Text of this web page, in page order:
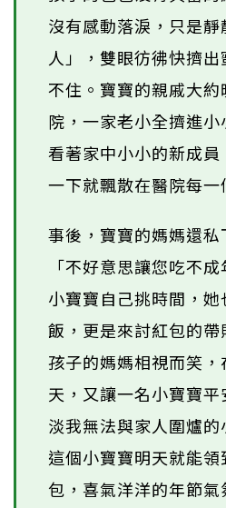
沒有感動落淚，只是
人」，雙眼彷彿快擠
不住。寶寶的親戚大
院，一家老小全擠進小
看著家中小小的新成
一下就飄散在醫院每一
事後，寶寶的媽媽還私
「不好意思讓您吃不
小寶寶自己挑時間，
飯，更是來討紅包的
孩子的媽媽相視而笑
天，又讓一名小寶寶
淡我無法與家人圍爐
這個小寶寶明天就能
包，喜氣洋洋的年節